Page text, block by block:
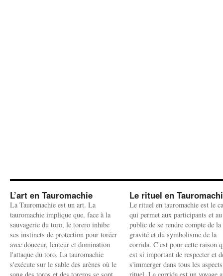
L’art en Tauromachie
La Tauromachie est un art. La
tauromachie implique que, face à la
sauvagerie du toro, le torero inhibe
ses instincts de protection pour toréer
avec douceur, lenteur et domination
l'attaque du toro. La tauromachie
s'exécute sur le sable des arènes où le
Le rituel en
Le rituel en tauromachie est le
qui permet aux participants et au
public de se rendre compte de la
gravité et du symbolisme de la
corrida. C'est pour cette raison
est si important de respecter et
s'immerger dans tous les